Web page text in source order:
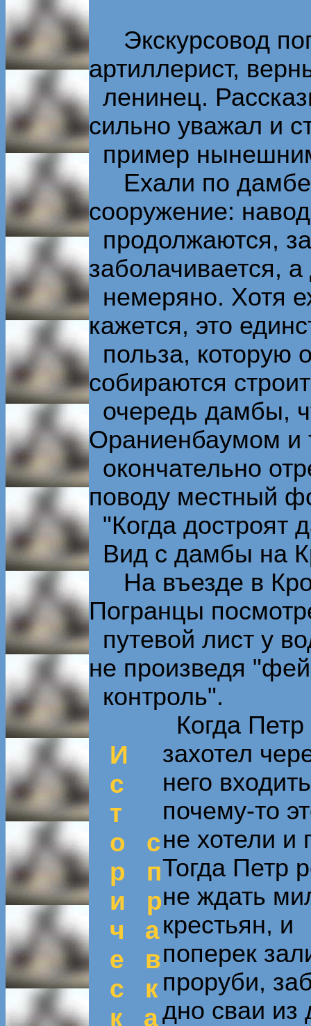
Экскурсовод
артиллерист,
ленинец.
сильно уважал и
пример
Ехали по дамбе
сооружение:
продолжаются,
заболачивается,
немеряно. Хотя
кажется, это
польза, которую
собираются
очередь дамбы,
Ораниенбаумом
окончательно
поводу местный
"Когда достроят
Вид с дамбы на
На въезде в
Погранцы
путевой лист у
не произведя
контроль".
И
с
т
о с
р п
и р
ч а
е в
с к
к а
Когда
захотел
него
почему-то
не хотели и
Тогда Петр
не ждать
крестьян, и
поперек
проруби,
дно сваи из